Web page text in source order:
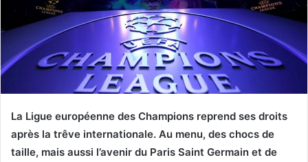
La Ligue européenne des Champions reprend ses droits
après la trêve internationale. Au menu, des chocs de
taille, mais aussi l’avenir du Paris Saint Germain et de